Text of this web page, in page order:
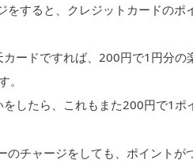
すると、クレジットカードのポ
ードですれば、200円で1円分
。
したら、これもまた200円で1ポ
のチャージをしても、ポイント